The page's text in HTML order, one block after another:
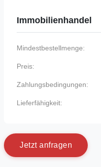
Immobilienhandel
Mindestbestellmenge:
Preis:
Zahlungsbedingungen:
Lieferfähigkeit:
Jetzt anfragen